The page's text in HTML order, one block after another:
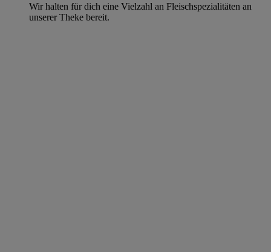
Wir halten für dich eine Vielzahl an Fleischspezialitäten an
unserer Theke bereit.